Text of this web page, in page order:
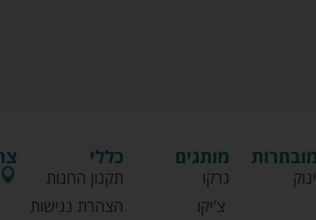
מותגים
גרקו
צ'יקו
כללי
תקנון החנות
הצהרת נגישות